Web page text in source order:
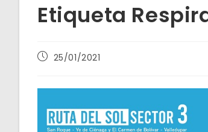
Etiqueta
Publicación
entrada:
25/01/2021